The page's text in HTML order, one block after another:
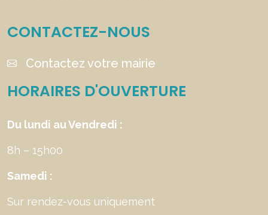
CONTACTEZ-NOUS
Contactez votre mairie
HORAIRES D'OUVERTURE
Du lundi au Vendredi :
8h – 15h00
Samedi :
Sur rendez-vous uniquement